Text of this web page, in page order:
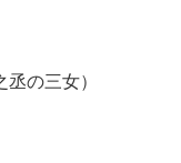
の三女）